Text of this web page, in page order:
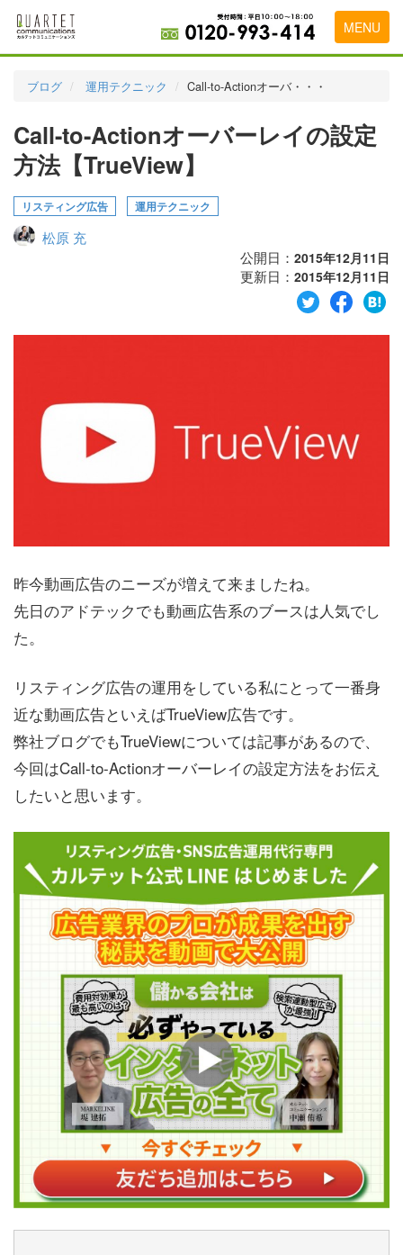
MENU
実績・お客様の声
代理店の乗り換えをお考えの方
会社概要
ブログ 運用テクニック Call-to-Actionオーバ・・・
Call-to-Actionオーバーレイの設定
方法【TrueView】
リスティング広告 運用テクニック
松原 充
公開日： 2015年12月11日
更新日： 2015年12月11日
昨今動画広告のニーズが増えて来ましたね。
先日のアドテックでも動画広告系のブースは人気でし
た。
リスティング広告の運用をしている私にとって一番身
近な動画広告といえばTrueView広告です。
弊社ブログでもTrueViewについては記事があるので、
今回はCall-to-Actionオーバーレイの設定方法をお伝え
したいと思います。